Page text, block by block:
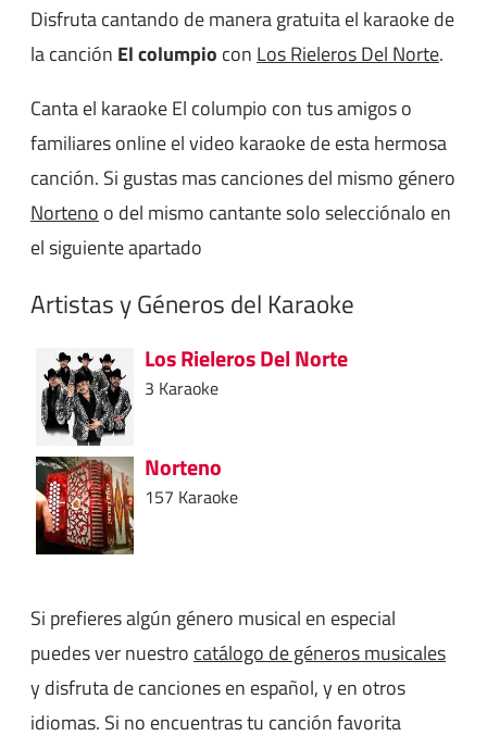
Disfruta cantando de manera gratuita el karaoke de
la canción El columpio con Los Rieleros Del Norte.
Canta el karaoke El columpio con tus amigos o
familiares online el video karaoke de esta hermosa
canción. Si gustas mas canciones del mismo género
Norteno o del mismo cantante solo selecciónalo en
el siguiente apartado
Artistas y Géneros del Karaoke
Los Rieleros Del Norte
3 Karaoke
Norteno
157 Karaoke
Si prefieres algún género musical en especial
puedes ver nuestro catálogo de géneros musicales
y disfruta de canciones en español, y en otros
idiomas. Si no encuentras tu canción favorita